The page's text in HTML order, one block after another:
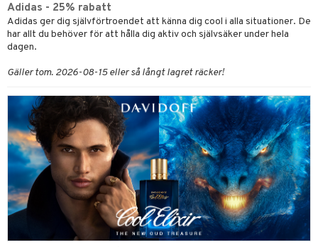
Adidas - 25% rabatt
Adidas ger dig självförtroendet att känna dig cool i alla situationer. De
har allt du behöver för att hålla dig aktiv och självsäker under hela
dagen.
Gäller tom. 2026-08-15 eller så långt lagret räcker!